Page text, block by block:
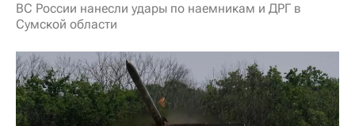
ВС России нанесли удары по наемникам и ДРГ в
Сумской области